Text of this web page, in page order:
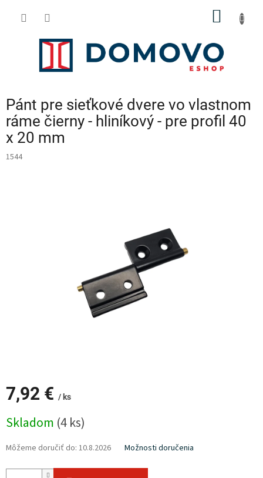
Pánt pre sieťkové dvere vo vlastnom
ráme čierny - hliníkový - pre profil 40
x 20 mm
1544
7,92 € / ks
cena:
Skladom (4 ks)
Môžeme doručiť do: 10.8.2026 Možnosti doručenia